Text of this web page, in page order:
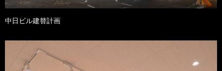
中日ビル建替計画